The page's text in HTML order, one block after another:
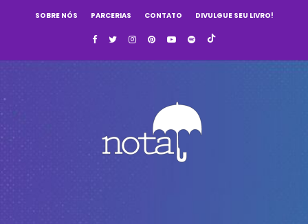
SOBRE NÓS PARCERIAS CONTATO DIVULGUE SEU LIVRO!